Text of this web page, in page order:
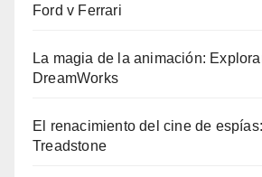
Ford v Ferrari
La magia de la animación:
DreamWorks
El renacimiento del cine de
Treadstone